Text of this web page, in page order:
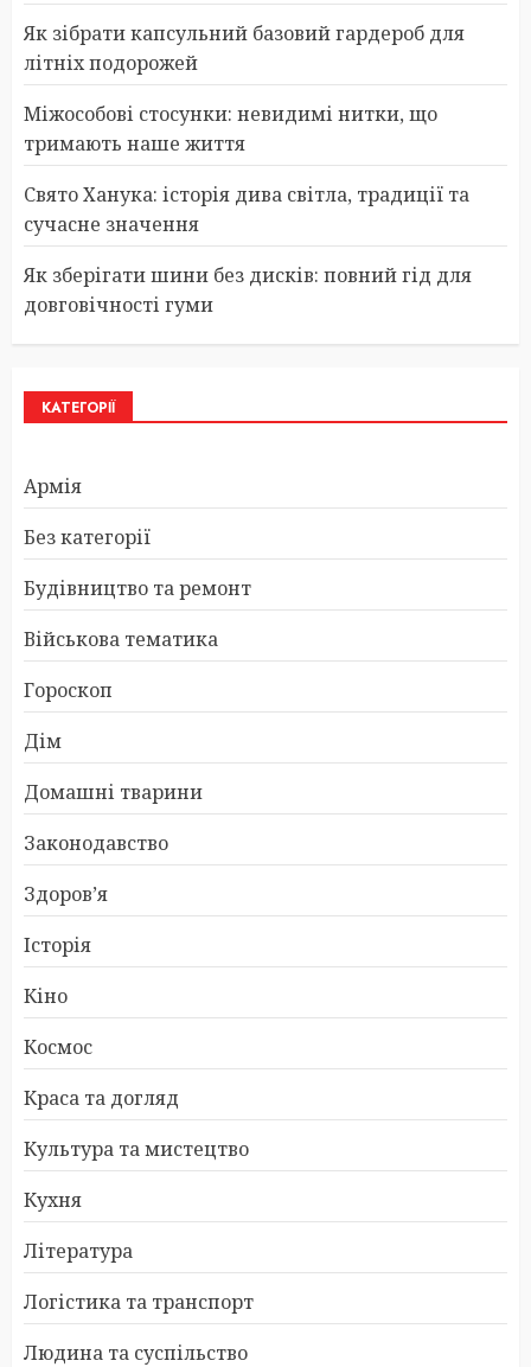
Як зібрати капсульний базовий гардероб для
літніх подорожей
Міжособові стосунки: невидимі нитки, що
тримають наше життя
Свято Ханука: історія дива світла, традиції та
сучасне значення
Як зберігати шини без дисків: повний гід для
довговічності гуми
КАТЕГОРІЇ
Армія
Без категорії
Будівництво та ремонт
Військова тематика
Гороскоп
Дім
Домашні тварини
Законодавство
Здоров’я
Історія
Кіно
Космос
Краса та догляд
Культура та мистецтво
Кухня
Література
Логістика та транспорт
Людина та суспільство